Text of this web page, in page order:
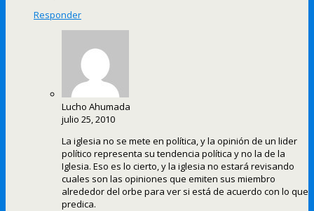
Responder
Lucho Ahumada
julio 25, 2010
La iglesia no se mete en política, y la opinión de un lider
político representa su tendencia política y no la de la
Iglesia. Eso es lo cierto, y la iglesia no estará revisando
cuales son las opiniones que emiten sus miembro
alrededor del orbe para ver si está de acuerdo con lo que
predica.